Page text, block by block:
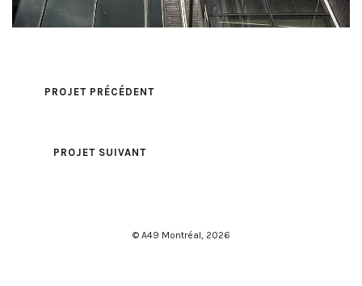
PROJET PRÉCÉDENT
PROJET SUIVANT
© A49 Montréal, 2026